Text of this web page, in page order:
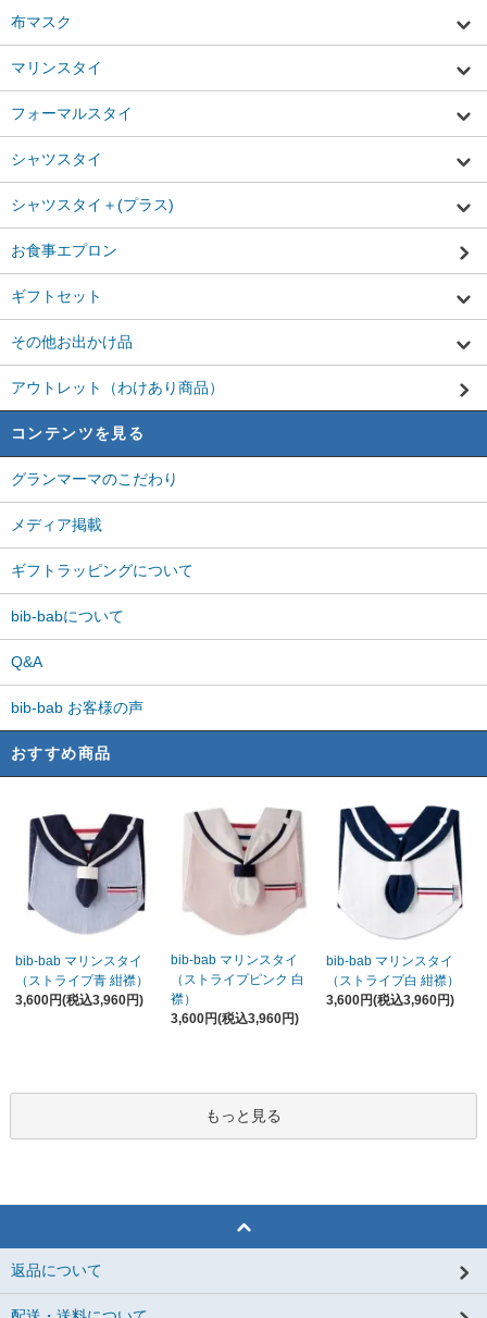
布マスク
マリンスタイ
フォーマルスタイ
シャツスタイ
シャツスタイ＋(プラス)
お食事エプロン
ギフトセット
その他お出かけ品
アウトレット（わけあり商品）
コンテンツを見る
グランマーマのこだわり
メディア掲載
ギフトラッピングについて
bib-babについて
Q&A
bib-bab お客様の声
おすすめ商品
bib-bab マリンスタイ
（ストライプ青 紺襟）
3,600円(税込3,960円)
bib-bab マリンスタイ
（ストライプピンク 白
襟）
3,600円(税込3,960円)
bib-bab マリンスタイ
（ストライプ白 紺襟）
3,600円(税込3,960円)
もっと見る
返品について